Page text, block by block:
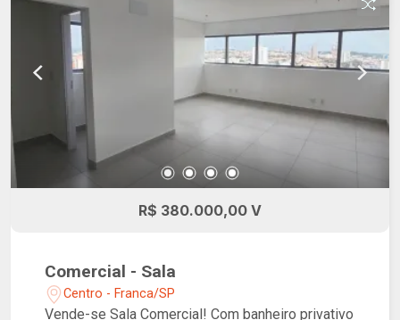
R$ 380.000,00 V
Comercial - Sala
Centro - Franca/SP
Vende-se Sala Comercial! Com banheiro privativo